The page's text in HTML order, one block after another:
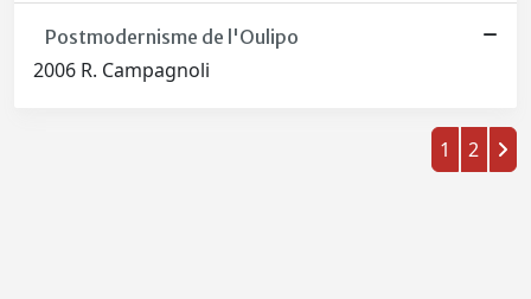
Postmodernisme de l'Oulipo
2006 R. Campagnoli
1 2